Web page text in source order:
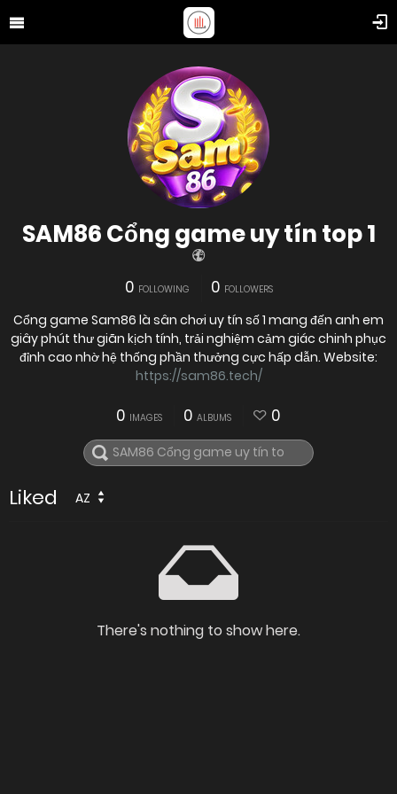
SAM86 Cổng game uy tín top 1
0 FOLLOWING 0 FOLLOWERS
Cổng game Sam86 là sân chơi uy tín số 1 mang đến anh em
giây phút thư giãn kịch tính, trải nghiệm cảm giác chinh phục
đỉnh cao nhờ hệ thống phần thưởng cực hấp dẫn. Website:
https://sam86.tech/
0 IMAGES 0 ALBUMS 0
Liked AZ
There's nothing to show here.